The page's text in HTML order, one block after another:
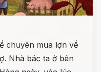
chuyên mua lợn về
Nhà bác ta ở bên